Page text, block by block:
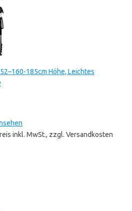
185cm Höhe, Leichtes
inkl. MwSt., zzgl. Versandkosten